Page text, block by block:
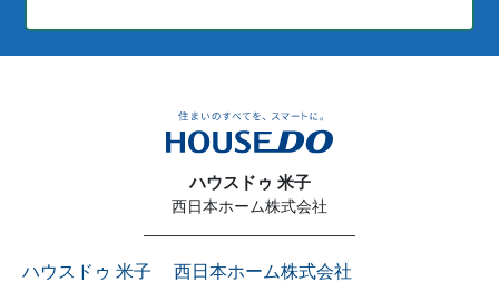
ハウスドゥ 米子
西日本ホーム株式会社
ハウスドゥ 米子 西日本ホーム株式会社